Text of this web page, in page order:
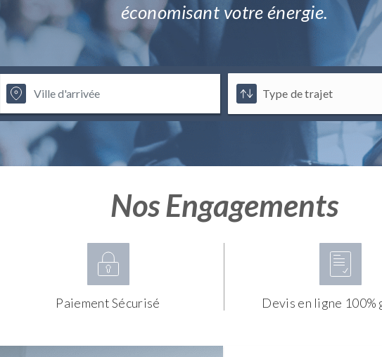
économisant votre énergie.
Nos Engagements
Paiement Sécurisé Devis en ligne